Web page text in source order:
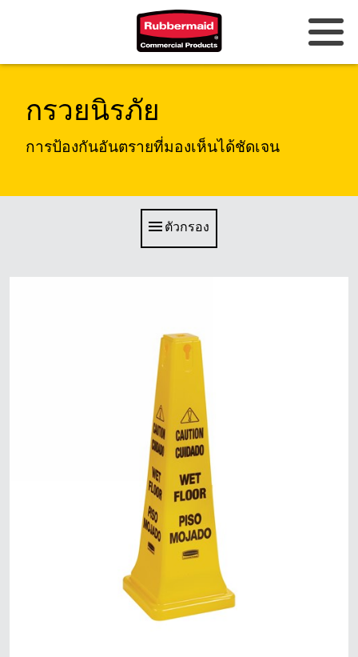
เกาหลี (KR)
ฟิลิปปินส์
ประเทศไทย (TH)
ประเทศอินโดนีเซีย
กรวยนิรภัย
การป้องกันอันตรายที่มองเห็นได้ชัดเจน
ตัวกรอง